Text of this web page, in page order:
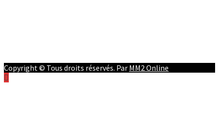
Copyright © Tous droits réservés. Par MM2 Online